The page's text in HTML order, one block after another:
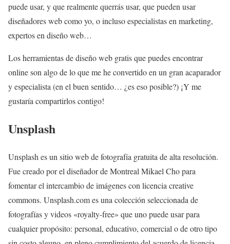
puede usar, y que realmente querrás usar, que pueden usar
diseñadores web como yo, o incluso especialistas en marketing,
expertos en diseño web…
Los herramientas de diseño web gratis que puedes encontrar
online son algo de lo que me he convertido en un gran acaparador
y especialista (en el buen sentido… ¿es eso posible?) ¡Y me
gustaría compartirlos contigo!
Unsplash
Unsplash es un sitio web de fotografía gratuita de alta resolución.
Fue creado por el diseñador de Montreal Mikael Cho para
fomentar el intercambio de imágenes con licencia creative
commons. Unsplash.com es una colección seleccionada de
fotografías y videos «royalty-free» que uno puede usar para
cualquier propósito: personal, educativo, comercial o de otro tipo